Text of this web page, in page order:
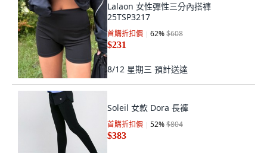
Lalaon 女性彈性三分內搭褲
25TSP3217
首購折扣價 62%$608
$231
8/12 星期三 預計送達
Soleil 女款 Dora 長褲
首購折扣價 52%$804
$383